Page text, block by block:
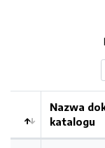
Nazwa
katalogu